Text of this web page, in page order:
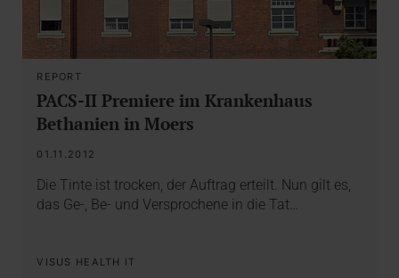
REPORT
PACS-II Premiere im Krankenhaus
Bethanien in Moers
01.11.2012
Die Tinte ist trocken, der Auftrag erteilt. Nun gilt es,
das Ge-, Be- und Versprochene in die Tat…
VISUS HEALTH IT